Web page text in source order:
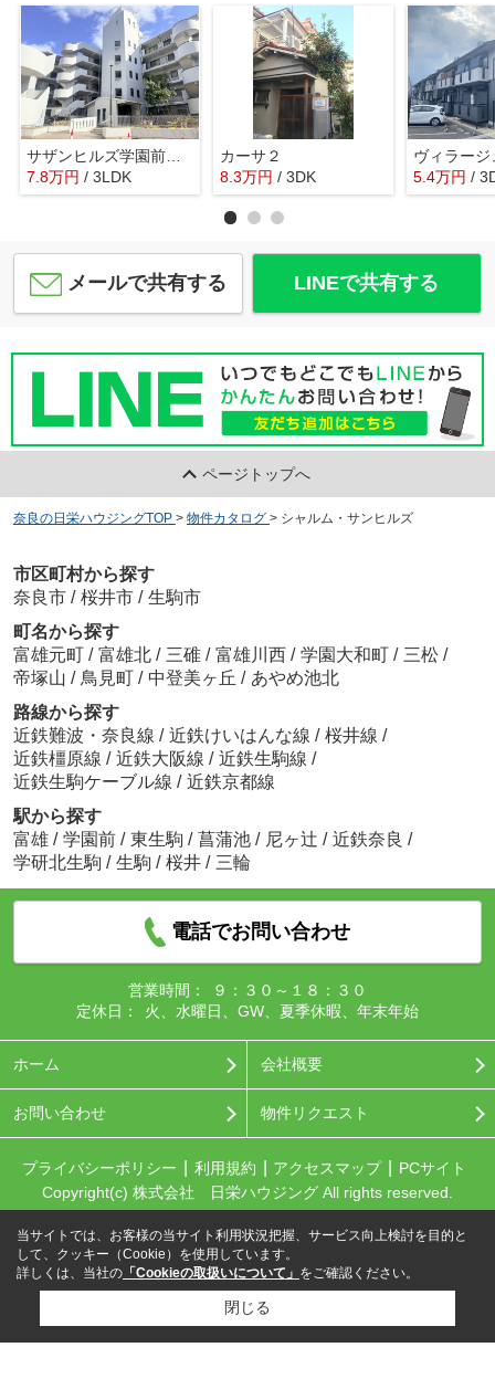
サザンヒルズ学園前５番館
7.8万円 / 3LDK
カーサ２
8.3万円 / 3DK
ヴィラー
5.4万円 /
メールで共有する LINEで共有する
ページトップへ
奈良の日栄ハウジングTOP > 物件カタログ > シャルム・サンヒルズ
市区町村から探す
奈良市 / 桜井市 / 生駒市
町名から探す
富雄元町 / 富雄北 / 三碓 / 富雄川西 / 学園大和町 / 三松 /
帝塚山 / 鳥見町 / 中登美ヶ丘 / あやめ池北
路線から探す
近鉄難波・奈良線 / 近鉄けいはんな線 / 桜井線 /
近鉄橿原線 / 近鉄大阪線 / 近鉄生駒線 /
近鉄生駒ケーブル線 / 近鉄京都線
駅から探す
富雄 / 学園前 / 東生駒 / 菖蒲池 / 尼ヶ辻 / 近鉄奈良 /
学研北生駒 / 生駒 / 桜井 / 三輪
電話でお問い合わせ
営業時間：
９：３０～１８：３０
定休日：
火、水曜日、GW、夏季休暇、年末年始
ホーム 会社概要
お問い合わせ 物件リクエスト
プライバシーポリシー 利用規約 アクセスマップ
PCサイト
Copyright(c) 株式会社 日栄ハウジング All rights reserved.
当サイトでは、お客様の当サイト利用状況把握、サービス向上検討を目的と
して、クッキー（Cookie）を使用しています。
詳しくは、当社の 「Cookieの取扱いについて」 をご確認ください。
閉じる